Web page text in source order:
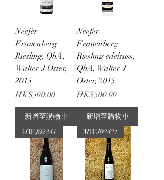
Neefer
Frauenberg
Riesling, QbA,
Walter J Oster,
2015
價格
HK$500.00
新增至購物車
Neefer
Frauenberg
Riesling edelsuss,
QbA, Walter J
Oster, 2015
價格
HK$500.00
新增至購物車
MWJ02341
MWJ02421